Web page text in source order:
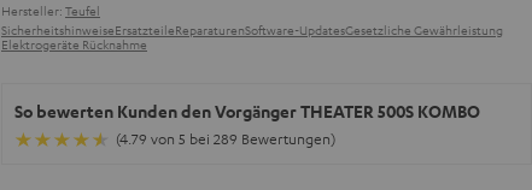
Hersteller: Teufel
SicherheitshinweiseErsatzteileReparaturenSoftware-UpdatesGesetzliche Gewährleistung
Elektrogeräte Rücknahme
So bewerten Kunden den Vorgänger THEATER 500S KOMBO
(4.79 von 5 bei 289 Bewertungen)